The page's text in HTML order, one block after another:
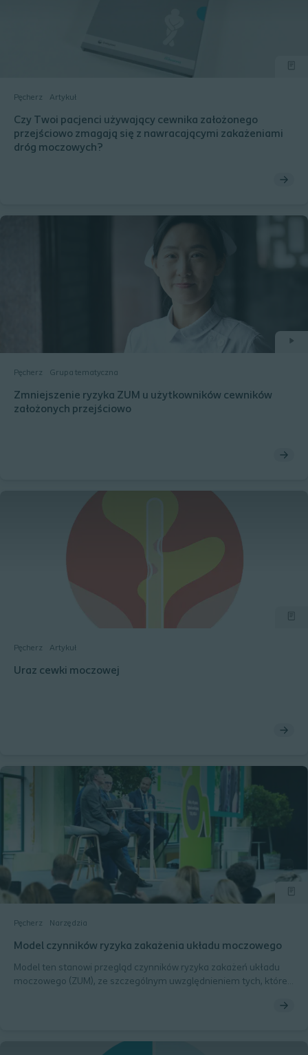
Pęcherz Artykuł
Czy Twoi pacjenci używający cewnika założonego
przejściowo zmagają się z nawracającymi zakażeniami
dróg moczowych?
Pęcherz Grupa tematyczna
Zmniejszenie ryzyka ZUM u użytkowników cewników
założonych przejściowo
Pęcherz Artykuł
Uraz cewki moczowej
Pęcherz Narzędzia
Model czynników ryzyka zakażenia układu moczowego
Model ten stanowi przegląd czynników ryzyka zakażeń układu
moczowego (ZUM), ze szczególnym uwzględnieniem tych, które